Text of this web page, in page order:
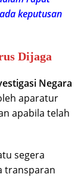
keputusan
Dijaga
Negara
aparatur
apabila telah
segera
transparan